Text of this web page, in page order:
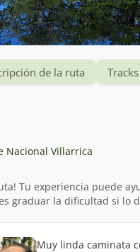
de la ruta
Nacional Villarrica
Tu experiencia puede
graduar la dificultad si lo
Muy linda caminata